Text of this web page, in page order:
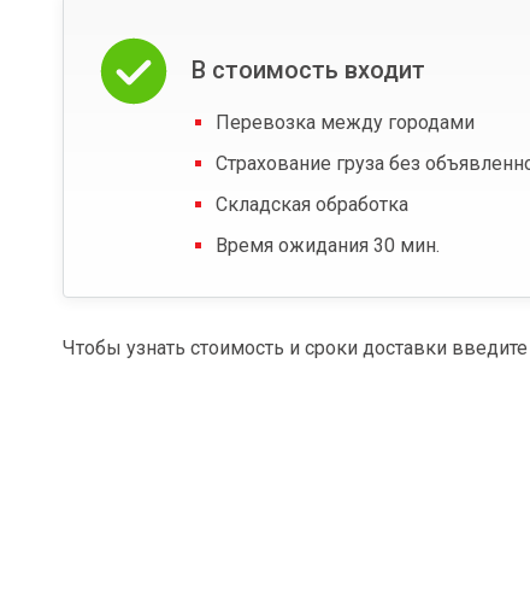
В стоимость входит
Перевозка между городами
Страхование груза без
Складская обработка
Время ожидания 30 мин.
Чтобы узнать стоимость и сроки доставки